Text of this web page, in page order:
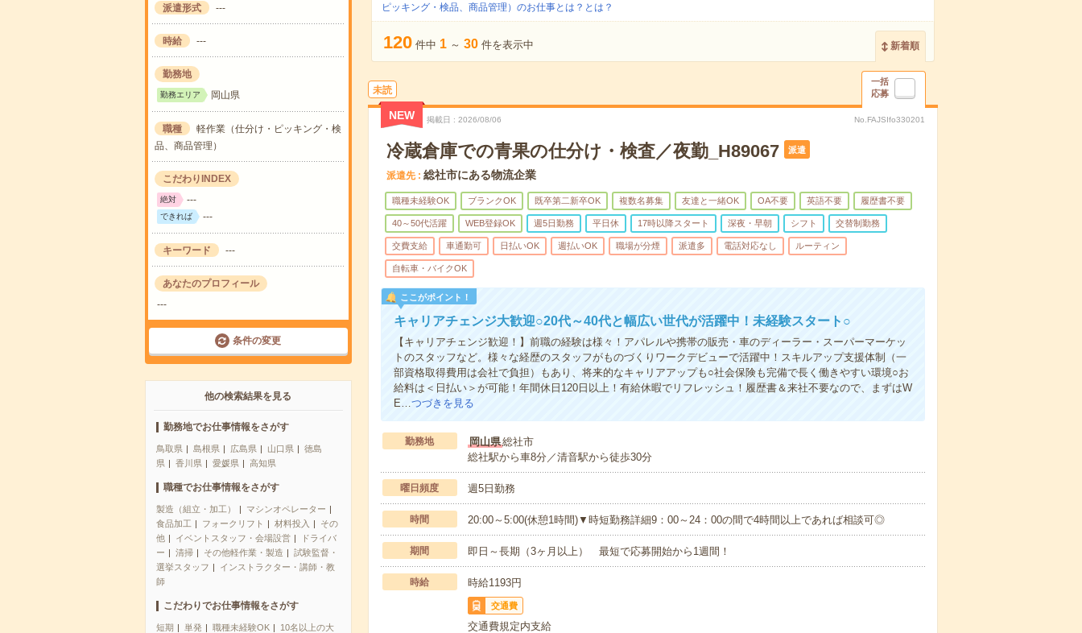
派遣形式 ---
時給 ---
勤務地
勤務エリア 岡山県
職種
軽作業（仕分け・ピッキング・検
品、商品管理）
こだわりINDEX
絶対 ---
できれば ---
キーワード ---
あなたのプロフィール
---
条件の変更
他の検索結果を見る
勤務地でお仕事情報をさがす
鳥取県 島根県 広島県 山口県
徳島
県
香川県 愛媛県 高知県
職種でお仕事情報をさがす
製造（組立・加工）
マシンオペレーター
食品加工
フォークリフト 材料投入
その
他
イベントスタッフ・会場設営
ドライバ
ー
清掃 その他軽作業・製造
試験監督・
選挙スタッフ
インストラクター・講師・教
師
こだわりでお仕事情報をさがす
短期 単発 職種未経験OK
10名以上の大
ピッキング・検品、商品管理）のお仕事とは？とは？
120 件中 1 ～ 30 件を表示中 新着順
未読
一括
応募
NEW 掲載日 2026/08/06 No.FAJSIfo330201
冷蔵倉庫での青果の仕分け・検査／夜勤_H89067 派遣
派遣先 総社市にある物流企業
職種未経験OK ブランクOK 既卒第二新卒OK 複数名募集 友達と一緒OK OA不要 英語不要 履歴書不要
40～50代活躍 WEB登録OK 週5日勤務 平日休 17時以降スタート 深夜・早朝 シフト 交替制勤務
交費支給 車通勤可 日払いOK 週払いOK 職場が分煙 派遣多 電話対応なし ルーティン
自転車・バイクOK
ここがポイント！
キャリアチェンジ大歓迎○20代～40代と幅広い世代が活躍中！未経験スタート○
【キャリアチェンジ歓迎！】前職の経験は様々！アパレルや携帯の販売・車のディーラー・スーパーマーケッ
トのスタッフなど。様々な経歴のスタッフがものづくりワークデビューで活躍中！スキルアップ支援体制（一
部資格取得費用は会社で負担）もあり、将来的なキャリアアップも○社会保険も完備で長く働きやすい環境○お
給料は＜日払い＞が可能！年間休日120日以上！有給休暇でリフレッシュ！履歴書＆来社不要なので、まずはW
E…つづきを見る
勤務地 岡山県総社市
総社駅から車8分／清音駅から徒歩30分
曜日頻度 週5日勤務
時間 20:00～5:00(休憩1時間)▼時短勤務詳細9：00～24：00の間で4時間以上であれば相談可◎
期間 即日～長期（3ヶ月以上） 最短で応募開始から1週間！
時給 時給1193円
交通費
交通費規定内支給